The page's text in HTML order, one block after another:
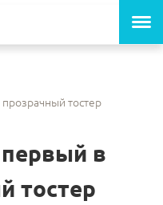
тостер
в
тостер